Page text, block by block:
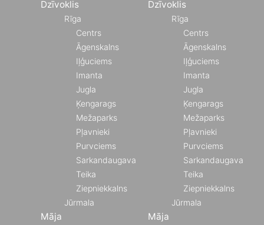
Dzīvoklis
Rīga
Centrs
Āgenskalns
Iļģuciems
Imanta
Jugla
Ķengarags
Mežaparks
Pļavnieki
Purvciems
Sarkandaugava
Teika
Ziepniekkalns
Jūrmala
Māja
Dzīvoklis
Rīga
Centrs
Āgenskalns
Iļģuciems
Imanta
Jugla
Ķengarags
Mežaparks
Pļavnieki
Purvciems
Sarkandaugava
Teika
Ziepniekkalns
Jūrmala
Māja